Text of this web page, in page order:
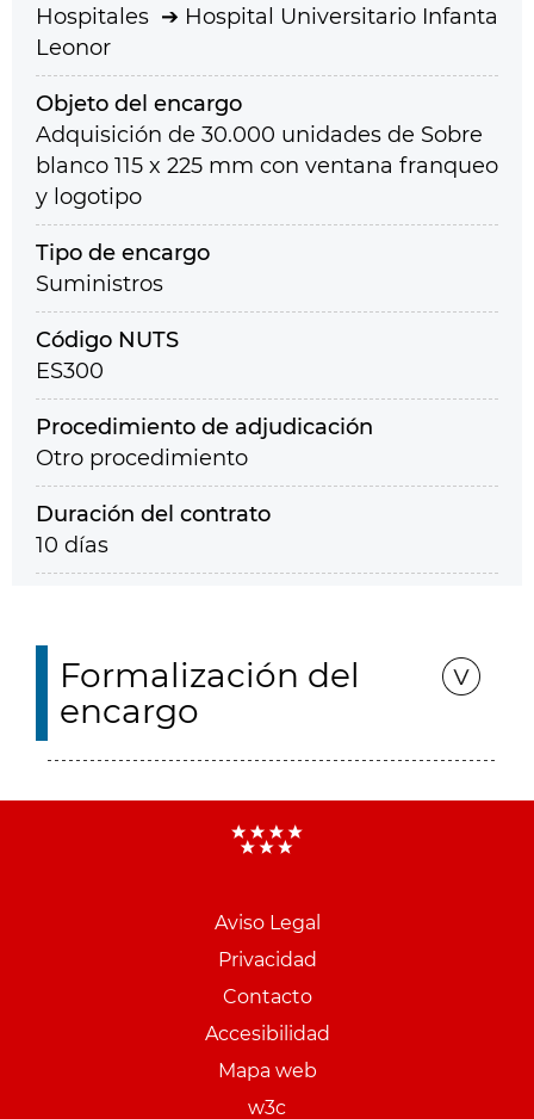
Hospitales
Hospital Universitario Infanta
Leonor
Objeto del encargo
Adquisición de 30.000 unidades de Sobre
blanco 115 x 225 mm con ventana franqueo
y logotipo
Tipo de encargo
Suministros
Código NUTS
ES300
Procedimiento de adjudicación
Otro procedimiento
Duración del contrato
10 días
Formalización del
encargo
Aviso Legal
Privacidad
Contacto
Accesibilidad
Mapa web
w3c